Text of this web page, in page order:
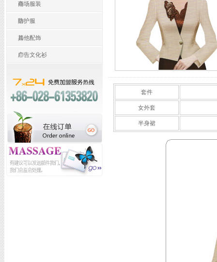
商场服装
防护服
其他配饰
广告文化衫
套件
女外套
半身裙